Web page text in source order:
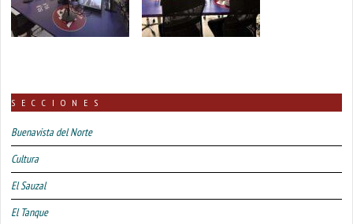
SECCIONES
Buenavista del Norte
Cultura
El Sauzal
El Tanque